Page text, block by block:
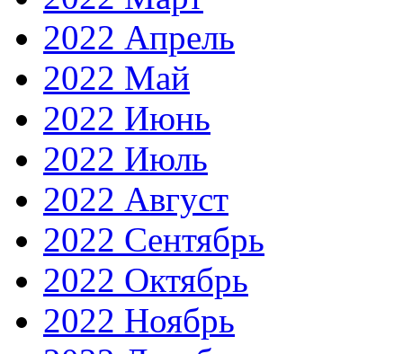
2022 Апрель
2022 Май
2022 Июнь
2022 Июль
2022 Август
2022 Сентябрь
2022 Октябрь
2022 Ноябрь